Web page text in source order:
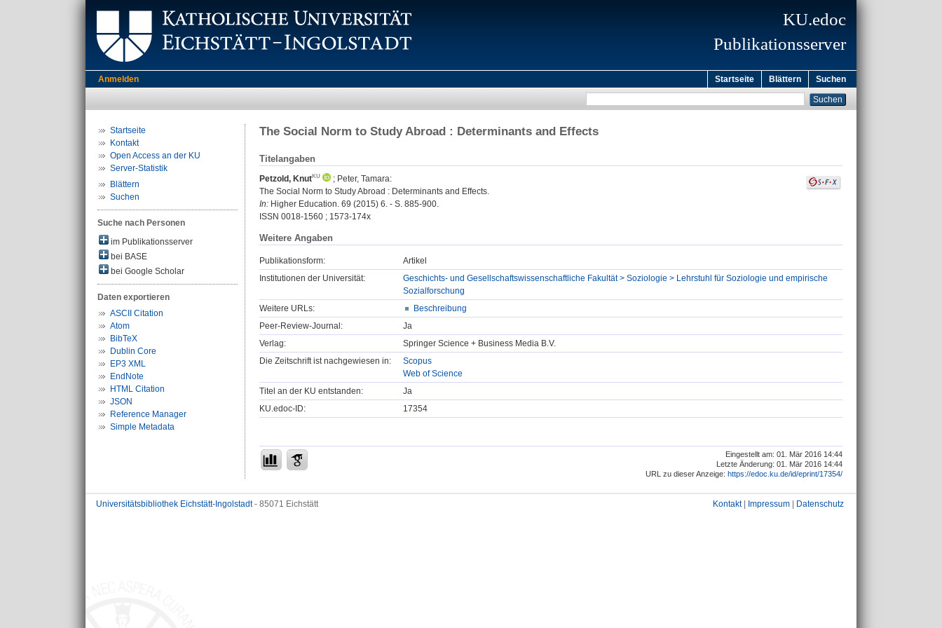
KU.edoc
Publikationsserver
Anmelden Startseite Blättern Suchen
Startseite
Kontakt
Open Access an der KU
Server-Statistik
Blättern
Suchen
Suche nach Personen
im Publikationsserver
bei BASE
bei Google Scholar
Daten exportieren
ASCII Citation
Atom
BibTeX
Dublin Core
EP3 XML
EndNote
HTML Citation
JSON
Reference Manager
Simple Metadata
The Social Norm to Study Abroad : Determinants and Effects
Titelangaben
Petzold, Knut ; Peter, Tamara:
The Social Norm to Study Abroad : Determinants and Effects.
In: Higher Education. 69 (2015) 6. - S. 885-900.
ISSN 0018-1560 ; 1573-174x
Weitere Angaben
Publikationsform:
Artikel
Institutionen der Universität:
Geschichts- und Gesellschaftswissenschaftliche Fakultät > Soziologie > Lehrstuhl für Soziologie und empirische
Sozialforschung
Weitere URLs:
Beschreibung
Peer-Review-Journal:
Ja
Verlag:
Springer Science + Business Media B.V.
Die Zeitschrift ist nachgewiesen in:
Scopus
Web of Science
Titel an der KU entstanden:
Ja
KU.edoc-ID:
17354
Eingestellt am: 01. Mär 2016 14:44
Letzte Änderung: 01. Mär 2016 14:44
URL zu dieser Anzeige: https://edoc.ku.de/id/eprint/17354/
Universitätsbibliothek Eichstätt-Ingolstadt- 85071 Eichstätt Kontakt| Impressum Datenschutz